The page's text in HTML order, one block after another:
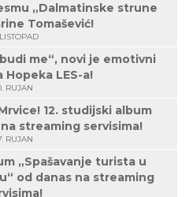
„Dalmatinske strune
Tomašević!
me“, novi je emotivni
Hopeka LES-a!
RUJAN
12. studijski album
streaming servisima!
RUJAN
„Spašavanje turista u
od danas na streaming